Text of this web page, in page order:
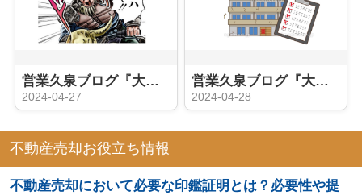
営業久泉ブログ『大家さんへの道②（久泉立志編）』
2024-04-27
営業久泉ブログ『大家さんへの道③（インプット セミナー編）』
2024-04-28
不動産売却お役立ち情報
不動産売却において必要な印鑑証明とは？必要性や提